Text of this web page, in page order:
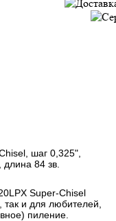
шаг 0,325",
84 зв.
Super-Chisel
и для любителей,
пиление.